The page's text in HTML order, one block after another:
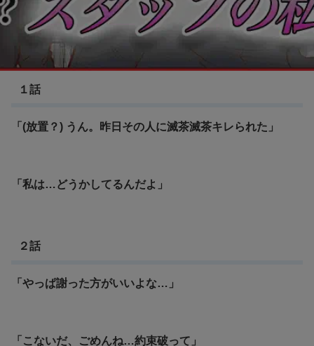
SSSS.DYNAZENON
１話
「(放置？) うん。昨日その人に滅茶滅茶キレられた」
「私は…どうかしてるんだよ」
２話
「やっぱ謝った方がいいよな…」
「こないだ、ごめんね…約束破って」